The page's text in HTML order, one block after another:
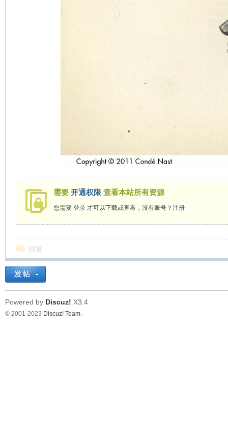
需要 开通权限 查看本站所有资源
您需要 登录才可以下载或查看，没有账号？ 注册
回复
Powered by Discuz! X3.4
© 2001-2023 Discuz! Team.